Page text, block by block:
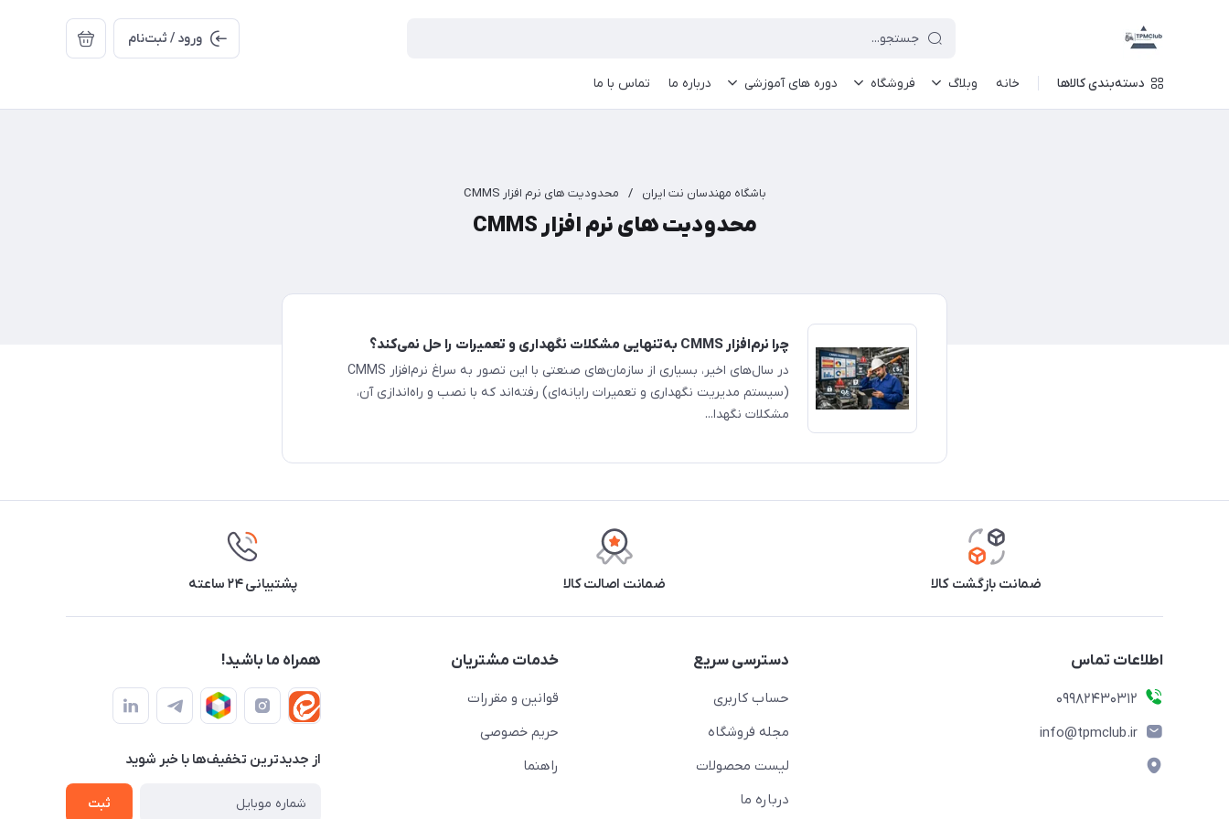
ورود / ثبت‌نام
دسته‌بندی کالاها خانه وبلاگ فروشگاه دوره های آموزشی درباره ما تماس با ما
باشگاه مهندسان نت ایران / محدودیت های نرم افزار CMMS
محدودیت های نرم افزار CMMS
چرا نرم‌افزار CMMS به‌تنهایی مشکلات نگهداری و تعمیرات را حل نمی‌کند؟
در سال‌های اخیر، بسیاری از سازمان‌های صنعتی با این تصور به سراغ نرم‌افزار CMMS
(سیستم مدیریت نگهداری و تعمیرات رایانه‌ای) رفته‌اند که با نصب و راه‌اندازی آن،
مشکلات نگهدا...
ضمانت بازگشت کالا ضمانت اصالت کالا پشتیبانی ۲۴ ساعته
اطلاعات تماس
09982430312
info@tpmclub.ir
دسترسی سریع
حساب کاربری
مجله فروشگاه
لیست محصولات
درباره ما
خدمات مشتریان
قوانین و مقررات
حریم خصوصی
راهنما
همراه ما باشید!
از جدید‌ترین تخفیف‌ها با‌ خبر شوید
ثبت